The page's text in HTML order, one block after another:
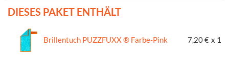
DIESES PAKET ENTHÄLT
Brillentuch PUZZFUXX ® Farbe-Pink 7,20 € x 1